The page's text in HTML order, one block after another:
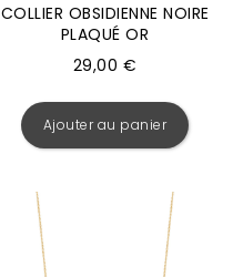
COLLIER OBSIDIENNE NOIRE
PLAQUÉ OR
29,00 €
Ajouter au panier